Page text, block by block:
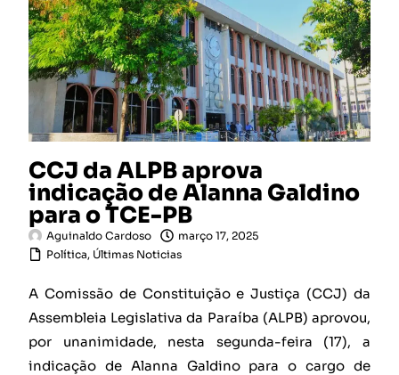
CCJ da ALPB aprova
indicação de Alanna Galdino
para o TCE-PB
Aguinaldo Cardoso
março 17, 2025
Política, Últimas Noticias
A Comissão de Constituição e Justiça (CCJ) da
Assembleia Legislativa da Paraíba (ALPB) aprovou,
por unanimidade, nesta segunda-feira (17), a
indicação de Alanna Galdino para o cargo de